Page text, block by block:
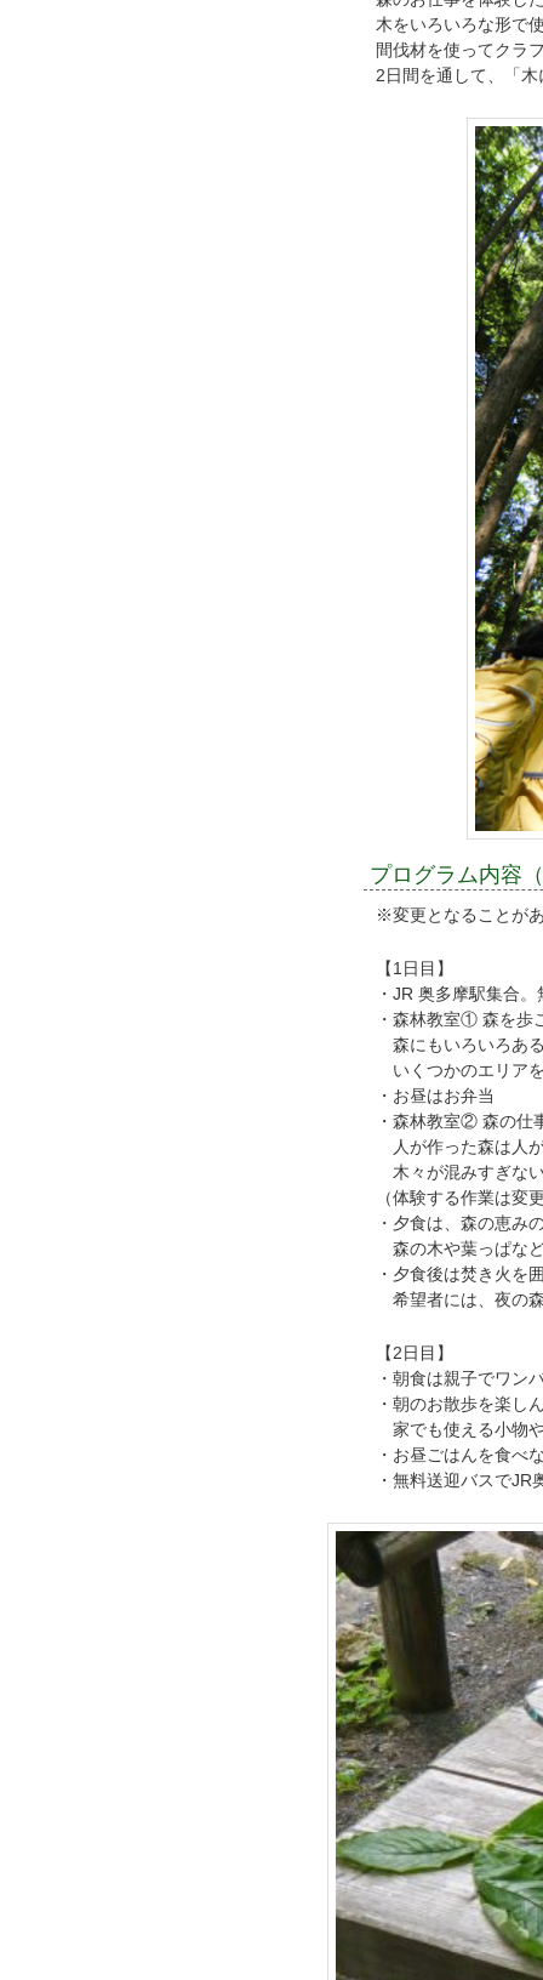
木をいろいろな形で
間伐材を使ってクラ
2日間を通して、「
プログラム内容
※変更となることが
【1日目】
・JR 奥多摩駅集合
・森林教室① 森を歩
森にもいろいろあ
いくつかのエリア
・お昼はお弁当
・森林教室② 森の仕
人が作った森は人
木々が混みすぎな
（体験する作業は変
・夕食は、森の恵み
森の木や葉っぱな
・夕食後は焚き火を
希望者には、夜の
【2日目】
・朝食は親子でワン
・朝のお散歩を楽し
家でも使える小物
・お昼ごはんを食べ
・無料送迎バスでJR